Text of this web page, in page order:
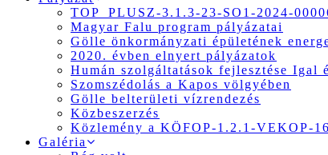
TOP_PLUSZ-3.1.3-23-SO1-2024-
Magyar Falu program pályázatai
Gölle önkormányzati épületének
2020. évben elnyert pályázatok
Humán szolgáltatások fejlesztése Igal
Szomszédolás a Kapos völgyében
Gölle belterületi vízrendezés
Közbeszerzés
Közlemény a KÖFOP-1.2.1-VEKOP-
Galéria